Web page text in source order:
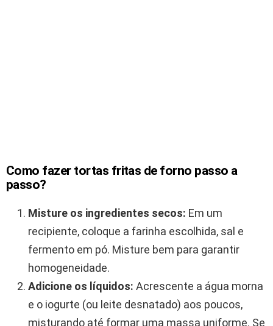
Como fazer tortas fritas de forno passo a
passo?
Misture os ingredientes secos: Em um
recipiente, coloque a farinha escolhida, sal e
fermento em pó. Misture bem para garantir
homogeneidade.
Adicione os líquidos: Acrescente a água morna
e o iogurte (ou leite desnatado) aos poucos,
misturando até formar uma massa uniforme. Se